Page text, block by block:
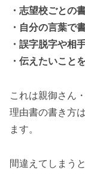
・志望校ごとの
・自分の言葉で
・誤字脱字や相
・伝えたいこと
これは親御さん
理由書の書き方
ます。
間違えてしまう